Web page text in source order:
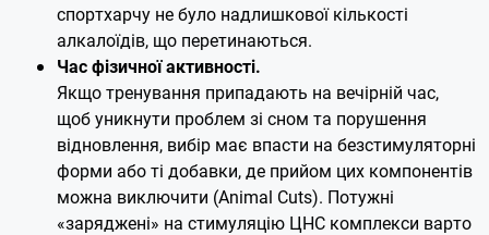
спортхарчу не було надлишкової кількості
алкалоїдів, що перетинаються.
Час фізичної активності.
Якщо тренування припадають на вечірній час,
щоб уникнути проблем зі сном та порушення
відновлення, вибір має впасти на безстимуляторні
форми або ті добавки, де прийом цих компонентів
можна виключити (Animal Cuts). Потужні
«заряджені» на стимуляцію ЦНС комплекси варто